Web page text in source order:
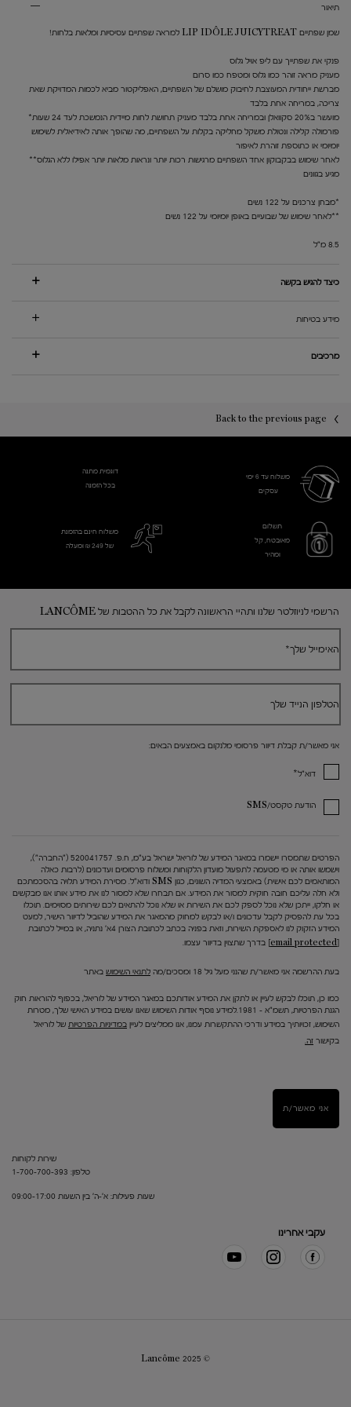
תיאור
שמן שפתיים LIP IDÔLE JUICYTREAT למראה שפתיים עסיסיות ומלאות בלחות!
פנקי את שפתייך עם ליפ אויל גלוס
מעניק מראה זוהר כמו גלוס ומטפח כמו סרום
מברשת ייחודית המעוצבת לחיבוק מושלם של השפתיים, האפליקטור מביא לכמות המדויקת שאת
צריכה, במריחה אחת בלבד
מועשר ב20% סקוואלן ובמריחה אחת בלבד מעניק תחושת לחות מיידית הנמשכת לעד 24 שעות*
פורמולה קלילה ונטולת משקל מחליקה בקלות על השפתיים, מה שהופך אותה לאידיאלית לשימוש
יומיומי או כתוספת זוהרת לאיפור
לאחר שימוש בבקבוקון אחד השפתיים מרגישות רכות יותר ונראות מלאות יותר אפילו ללא הגלוס**
מגיע בגוונים
*מבחן צרכנים על 122 נשים
**לאחר שימוש של שבועיים באופן יומיומי על 122 נשים
8.5 מ"ל
כיצד להגיש בקשה
מידע בטיחות
מרכיבים
Back to the previous page
משלוח עד 6 ימי
עסקים​
דוגמית מתנה
בכל הזמנה
תשלום
מאובטח, קל
ומהיר
משלוח חינם בהזמנת
של 249 ₪ ומעלה
הרשמי לניוזלטר שלנו ותהיי הראשונה לקבל את כל ההטבות של LANCÔME
האימייל שלך*
הטלפון הנייד שלך
אני מאשר/ת קבלת דיוור פרסומי מלנקום באמצעים הבאים:
דוא"ל*
הודעת טקסט/SMS
הפרטים שתמסרו יישמרו במאגר המידע של לוריאל ישראל בע"מ, ח.פ. 520041757 ("החברה"),
וישמשו אותה או מי מטעמה לתפעול מועדון הלקוחות ומשלוח פרסומים ועדכונים (לרבות כאלה
המותאמים לכם אישית) באמצעי המדיה השונים, כגון SMS ודוא"ל. מסירת המידע תלויה בהסכמתכם
ולא חלה עליכם חובה חוקית למסור את המידע. אם תבחרו שלא למסור לנו את מידע אותו אנו מבקשים
או חלקו, ייתכן שלא נוכל לספק לכם את השירות או שלא נוכל להתאים לכם שירותים מסוימים. תוכלו
בכל עת להפסיק לקבל עדכונים ו/או לבקש למחוק מהמאגר את המידע שהוביל לדיוור הישיר, למעט
המידע הזקוק לנו לאספקת השירות, וזאת בפניה בכתב לכתובת הצורן 4א' נתניה, או במייל לכתובת
[email protected]
בדרך שתצוין בדיוור עצמו.
בעת ההרשמה אני מאשר/ת שהנני מעל גיל 18 ומסכים/מה לתנאי השימוש באתר
כמו כן, תוכלו לבקש לעיין או לתקן את המידע אודותכם במאגר המידע של לוריאל, בכפוף להוראות חוק
הגנת הפרטיות, תשמ"א – 1981.למידע נוסף אודות השימוש שאנו עושים במידע האישי שלך, מטרות
השימוש, זכויותיך במידע ודרכי ההתקשרות עמנו, אנו ממליצים לעיין במדיניות הפרטיות של לוריאל
בקישור זה.
אני מאשר/ת
שירות לקוחות
טלפון: 1-700-700-393
שעות פעילות: א'-ה' בין השעות 09:00-17:00
עקבי אחרינו
© Lancôme 2025